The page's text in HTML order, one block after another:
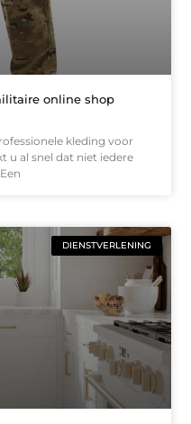
online shop
kleding voor
u al snel dat niet iedere
DIENSTVERLENING